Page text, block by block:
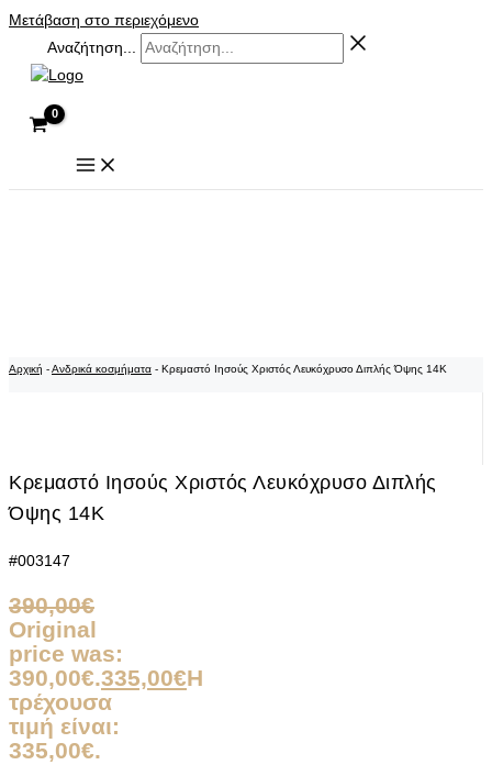
Μετάβαση στο περιεχόμενο
Αναζήτηση...
Αρχική -Ανδρικά κοσμήματα - Κρεμαστό Ιησούς Χριστός Λευκόχρυσο Διπλής Όψης 14Κ
Κρεμαστό Ιησούς Χριστός Λευκόχρυσο Διπλής
Όψης 14Κ
#003147
390,00€
Original
price was:
390,00€.335,00€Η
τρέχουσα
τιμή είναι:
335,00€.